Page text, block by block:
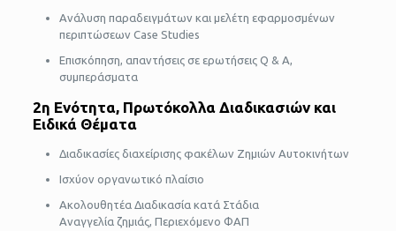
Ανάλυση παραδειγμάτων και μελέτη εφαρμοσμένων
περιπτώσεων Case Studies
Επισκόπηση, απαντήσεις σε ερωτήσεις Q & A,
συμπεράσματα
2η Ενότητα, Πρωτόκολλα Διαδικασιών και
Ειδικά Θέματα
Διαδικασίες διαχείρισης φακέλων Ζημιών Αυτοκινήτων
Ισχύον οργανωτικό πλαίσιο
Ακολουθητέα Διαδικασία κατά Στάδια
Αναγγελία ζημιάς, Περιεχόμενο ΦΑΠ